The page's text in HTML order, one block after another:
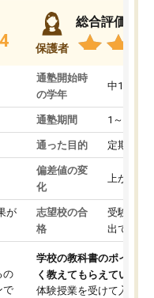
が
の
で
保護者
総合評価
通塾開始時
の学年
中1
通塾期間 1～3ヵ月
通った目的 定期テス
偏差値の変
化
上がった
志望校の合
格
受験して
出ていな
学校の教科書のポイント
く教えてもらえている
体験授業を受けて入塾し